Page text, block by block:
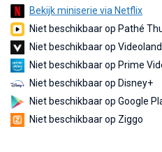
Bekijk miniserie via Netflix
Niet beschikbaar op Pathé
Niet beschikbaar op Videoland
Niet beschikbaar op Prime
Niet beschikbaar op Disney+
Niet beschikbaar op Google
Niet beschikbaar op Ziggo